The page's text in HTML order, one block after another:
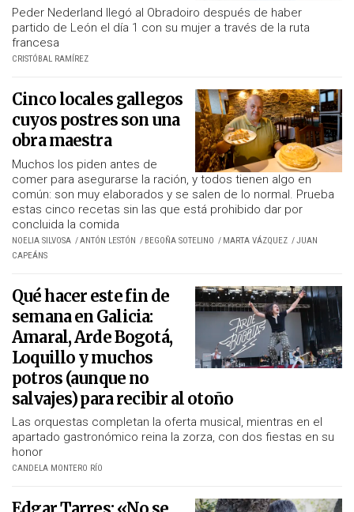
Peder Nederland llegó al Obradoiro después de haber
partido de León el día 1 con su mujer a través de la ruta
francesa
CRISTÓBAL RAMÍREZ
Cinco locales gallegos
cuyos postres son una
obra maestra
Muchos los piden antes de
comer para asegurarse la ración, y todos tienen algo en
común: son muy elaborados y se salen de lo normal. Prueba
estas cinco recetas sin las que está prohibido dar por
concluida la comida
NOELIA SILVOSA ANTÓN LESTÓN BEGOÑA SOTELINO MARTA VÁZQUEZ
JUAN
CAPEÁNS
Qué hacer este fin de
semana en Galicia:
Amaral, Arde Bogotá,
Loquillo y muchos
potros (aunque no
salvajes) para recibir al otoño
Las orquestas completan la oferta musical, mientras en el
apartado gastronómico reina la zorza, con dos fiestas en su
honor
CANDELA MONTERO RÍO